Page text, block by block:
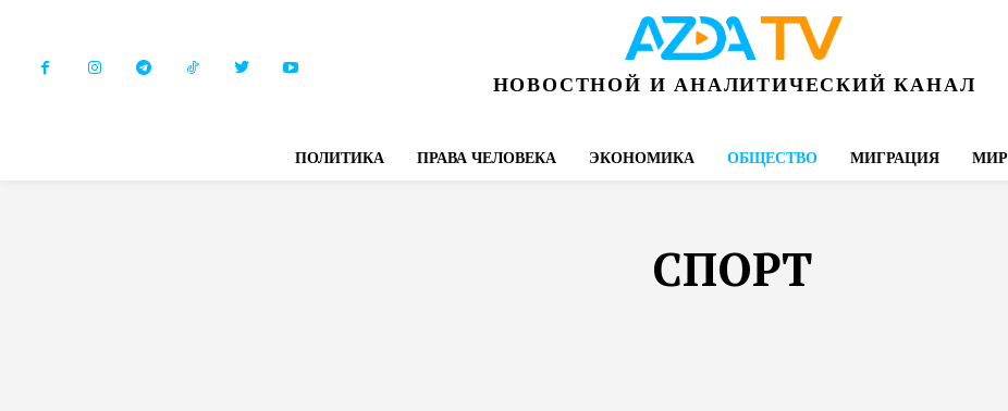
НОВОСТНОЙ И АНАЛИТИЧЕСКИЙ КАНАЛ
ПОЛИТИКА ПРАВА ЧЕЛОВЕКА ЭКОНОМИКА ОБЩЕСТВО МИГРАЦИЯ МИР
СПОРТ